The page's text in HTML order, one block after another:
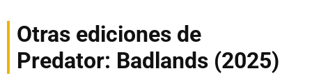
Otras ediciones de
Predator: Badlands (2025)